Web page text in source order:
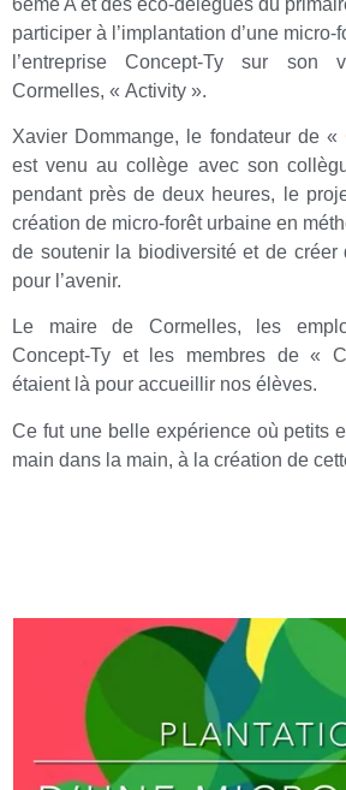
participer à l’implantation d’une
l’entreprise Concept-Ty sur son
Cormelles, « Activity ».
Xavier Dommange, le fondateur de «
est venu au collège avec son
pendant près de deux heures, le
création de micro-forêt urbaine en
de soutenir la biodiversité et de créer
pour l’avenir.
Le maire de Cormelles, les
Concept-Ty et les membres de «
étaient là pour accueillir nos élèves.
Ce fut une belle expérience où petits
main dans la main, à la création de